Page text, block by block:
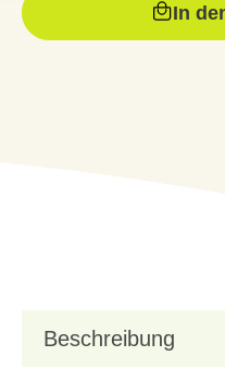
In
Beschreibung